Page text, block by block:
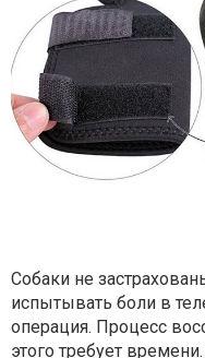
Собаки не
испытывать боли в
операция. Процесс
этого требует